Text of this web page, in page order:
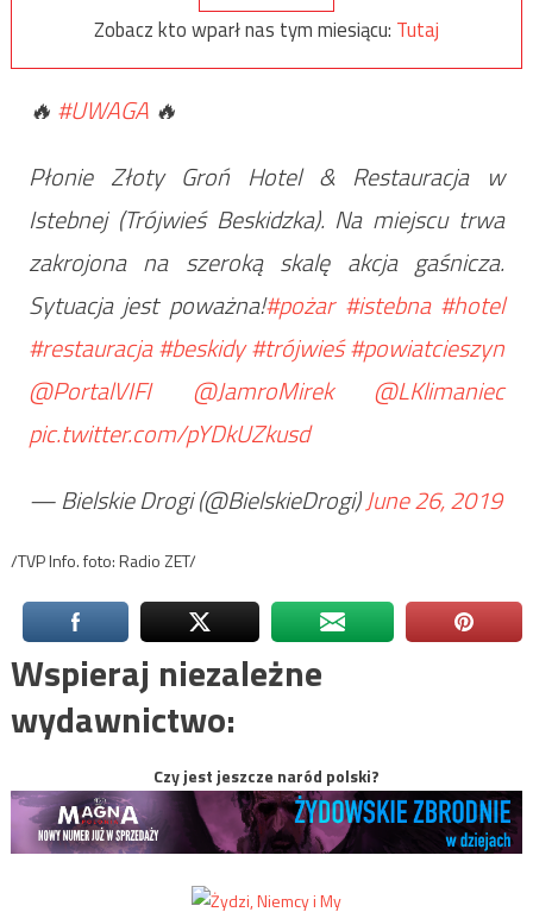
Zobacz kto wparł nas tym miesiącu: Tutaj
🔥 #UWAGA🔥
Płonie Złoty Groń Hotel & Restauracja w
Istebnej (Trójwieś Beskidzka). Na miejscu trwa
zakrojona na szeroką skalę akcja gaśnicza.
Sytuacja jest poważna!#pożar #istebna #hotel
#restauracja#beskidy#trójwieś#powiatcieszyn
@PortalVIFI
@JamroMirek
@LKlimaniec
pic.twitter.com/pYDkUZkusd
— Bielskie Drogi (@BielskieDrogi)June 26, 2019
/TVP Info. foto: Radio ZET/
Wspieraj niezależne
wydawnictwo:
Czy jest jeszcze naród polski?